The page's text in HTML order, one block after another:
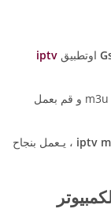
اوتطبيق iptv
فوت على احد التطبيقات وقم بعمل اضافة للملف m3u و قم بعمل
2026 ، يـعمل بنجاح